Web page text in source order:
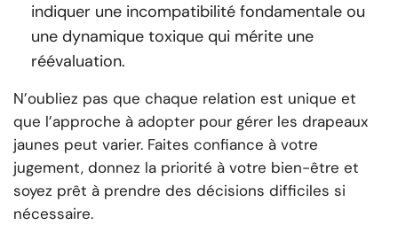
indiquer une incompatibilité fondamentale ou
une dynamique toxique qui mérite une
réévaluation.
N’oubliez pas que chaque relation est unique et
que l’approche à adopter pour gérer les drapeaux
jaunes peut varier. Faites confiance à votre
jugement, donnez la priorité à votre bien-être et
soyez prêt à prendre des décisions difficiles si
nécessaire.